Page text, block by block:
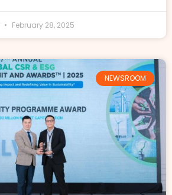
February 28, 2025
NEWSROOM